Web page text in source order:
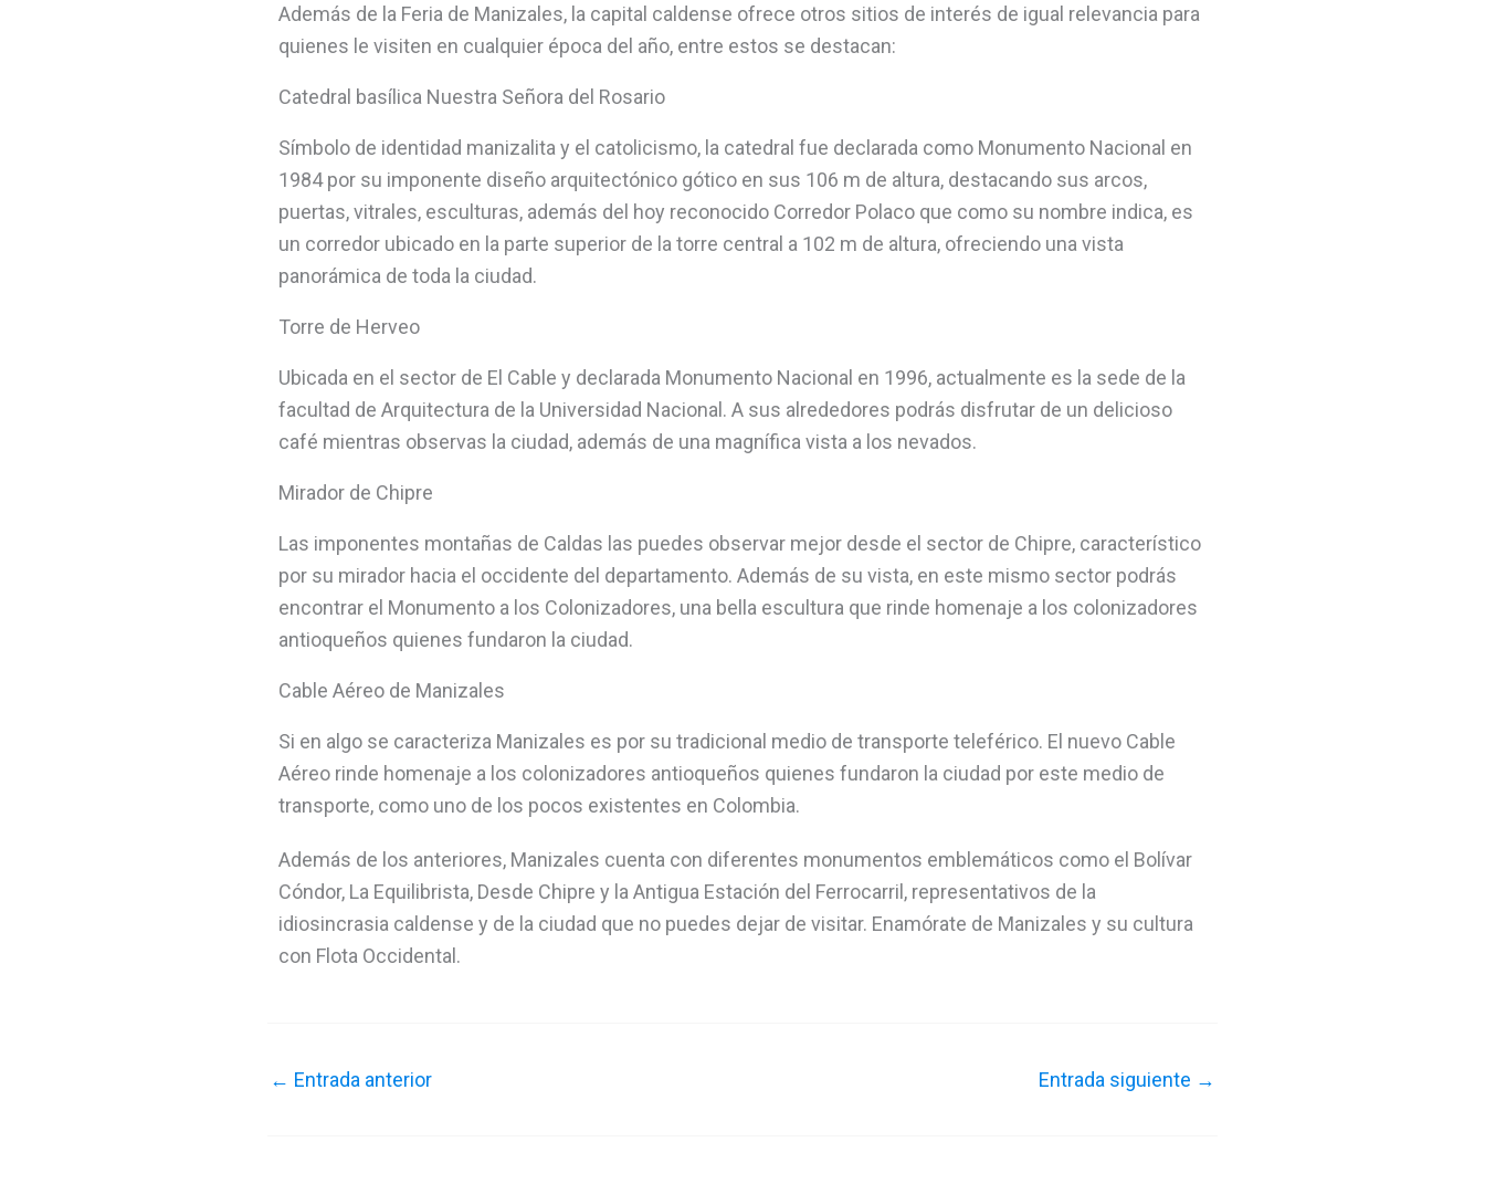
Además de la Feria de Manizales, la capital caldense ofrece otros sitios de interés de igual relevancia para
quienes le visiten en cualquier época del año, entre estos se destacan:
Catedral basílica Nuestra Señora del Rosario
Símbolo de identidad manizalita y el catolicismo, la catedral fue declarada como Monumento Nacional en
1984 por su imponente diseño arquitectónico gótico en sus 106 m de altura, destacando sus arcos,
puertas, vitrales, esculturas, además del hoy reconocido Corredor Polaco que como su nombre indica, es
un corredor ubicado en la parte superior de la torre central a 102 m de altura, ofreciendo una vista
panorámica de toda la ciudad.
Torre de Herveo
Ubicada en el sector de El Cable y declarada Monumento Nacional en 1996, actualmente es la sede de la
facultad de Arquitectura de la Universidad Nacional. A sus alrededores podrás disfrutar de un delicioso
café mientras observas la ciudad, además de una magnífica vista a los nevados.
Mirador de Chipre
Las imponentes montañas de Caldas las puedes observar mejor desde el sector de Chipre, característico
por su mirador hacia el occidente del departamento. Además de su vista, en este mismo sector podrás
encontrar el Monumento a los Colonizadores, una bella escultura que rinde homenaje a los colonizadores
antioqueños quienes fundaron la ciudad.
Cable Aéreo de Manizales
Si en algo se caracteriza Manizales es por su tradicional medio de transporte teleférico. El nuevo Cable
Aéreo rinde homenaje a los colonizadores antioqueños quienes fundaron la ciudad por este medio de
transporte, como uno de los pocos existentes en Colombia.
Además de los anteriores, Manizales cuenta con diferentes monumentos emblemáticos como el Bolívar
Cóndor, La Equilibrista, Desde Chipre y la Antigua Estación del Ferrocarril, representativos de la
idiosincrasia caldense y de la ciudad que no puedes dejar de visitar. Enamórate de Manizales y su cultura
con Flota Occidental.
← Entrada anterior Entrada siguiente →